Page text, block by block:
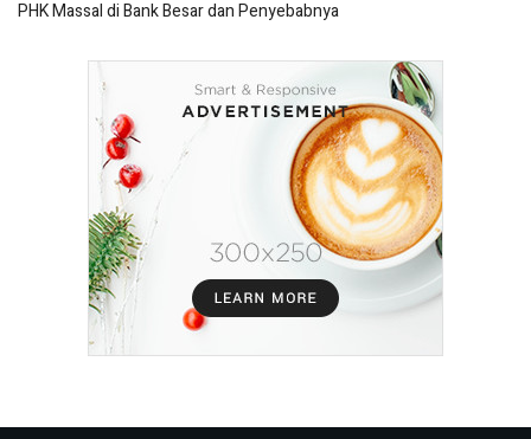
PHK Massal di Bank Besar dan Penyebabnya